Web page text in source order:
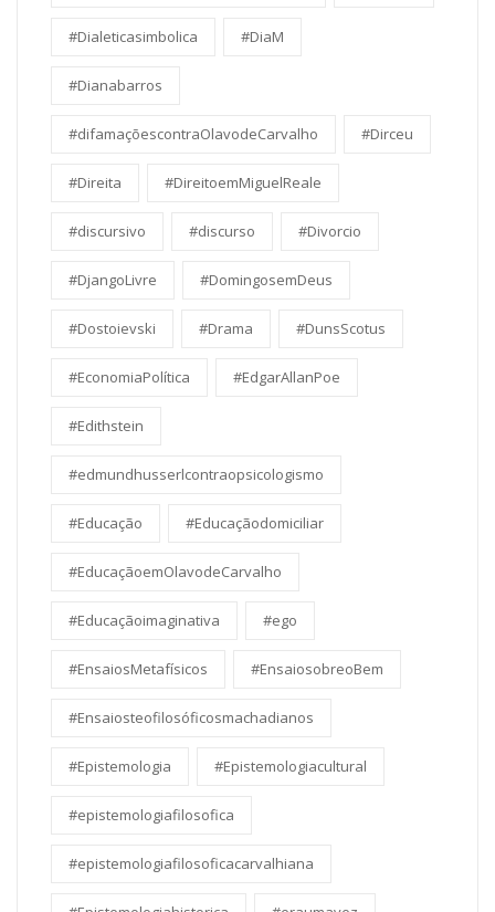
#Dialeticasimbolica #DiaM
#Dianabarros
#difamaçõescontraOlavodeCarvalho #Dirceu
#Direita #DireitoemMiguelReale
#discursivo #discurso #Divorcio
#DjangoLivre #DomingosemDeus
#Dostoievski #Drama #DunsScotus
#EconomiaPolítica #EdgarAllanPoe
#Edithstein
#edmundhusserlcontraopsicologismo
#Educação #Educaçãodomiciliar
#EducaçãoemOlavodeCarvalho
#Educaçãoimaginativa #ego
#EnsaiosMetafísicos #EnsaiosobreoBem
#Ensaiosteofilosóficosmachadianos
#Epistemologia #Epistemologiacultural
#epistemologiafilosofica
#epistemologiafilosoficacarvalhiana